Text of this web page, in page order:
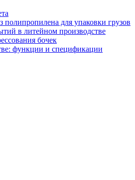
для упаковки грузов
в литейном производстве
бочек
функции и спецификации